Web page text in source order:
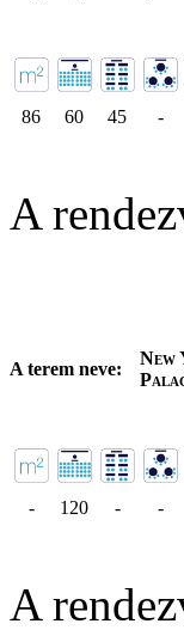
86 60 45 -
A
A terem neve:
New
- 120 - -
A